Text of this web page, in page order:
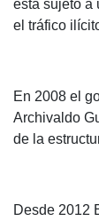
está sujeto a
el tráfico
En 2008 el
Archivaldo
de la
Desde 2012